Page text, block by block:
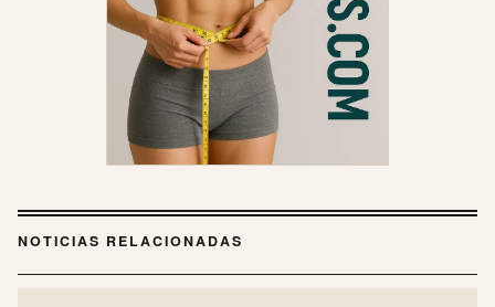
NOTICIAS RELACIONADAS